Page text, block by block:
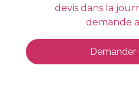
devis dans la
demande
Demander